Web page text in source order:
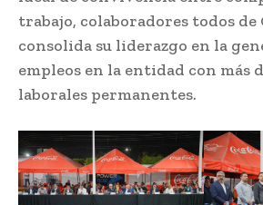
trabajo, colaboradores todos de
consolida su liderazgo en la
empleos en la entidad con más
laborales permanentes.